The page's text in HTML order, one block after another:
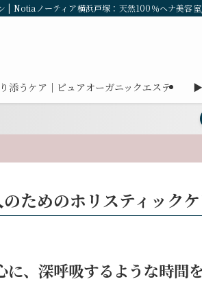
| Notiaノーティア横浜戸塚：天然100％ヘナ美容
添うケア｜ピュアオーガニックエステ ▶
ためのホリスティック
に、深呼吸するような時間を